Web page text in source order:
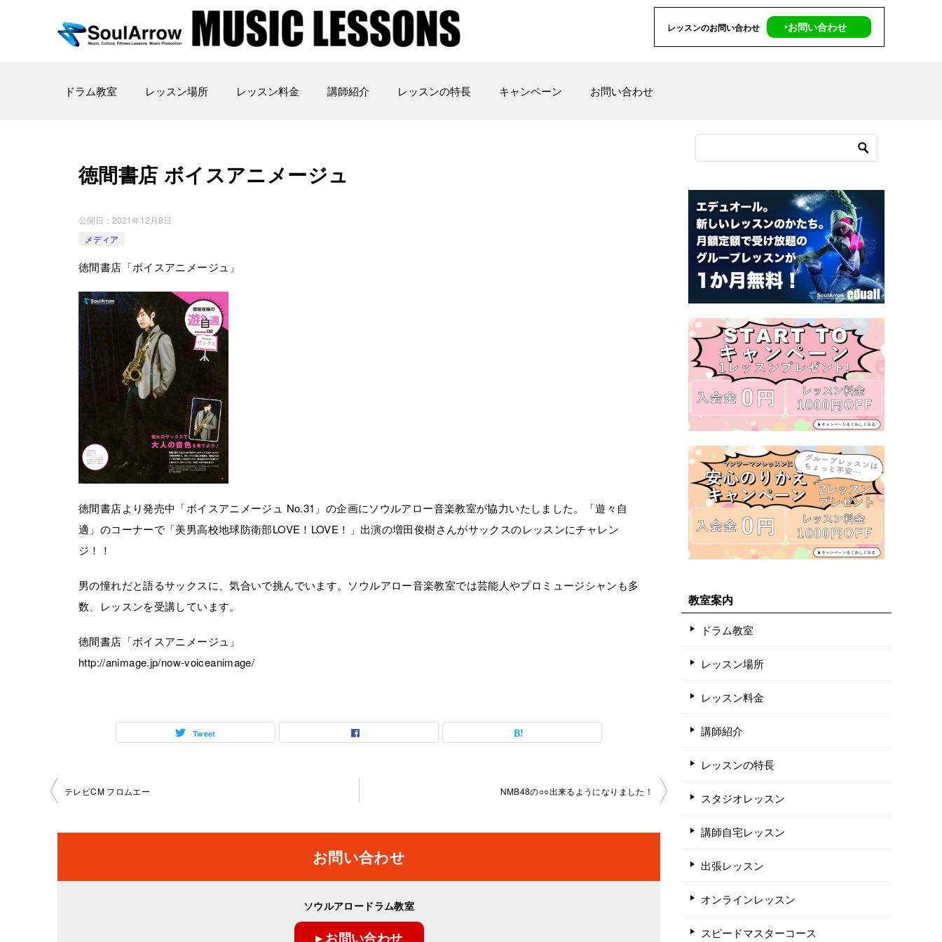
レッスンのお問い合わせ ‣お問い合わせ
ドラム教室 レッスン場所 レッスン料金 講師紹介 レッスンの特長 キャンペーン お問い合わせ
徳間書店 ボイスアニメージュ
公開日： 2021年12月8日
メディア
徳間書店「ボイスアニメージュ」
徳間書店より発売中「ボイスアニメージュ No.31」の企画にソウルアロー音楽教室が協力いたしました。「遊々自
適」のコーナーで「美男高校地球防衛部LOVE！LOVE！」出演の増田俊樹さんがサックスのレッスンにチャレン
ジ！！
男の憧れだと語るサックスに、気合いで挑んでいます。ソウルアロー音楽教室では芸能人やプロミュージシャンも多
数、レッスンを受講しています。
徳間書店「ボイスアニメージュ」
http://animage.jp/now-voiceanimage/
Tweet
投
ビ
テレビCM フロムエー NMB48の○○出来るようになりました！
お問い合わせ
ソウルアロードラム教室
▸ お問い合わせ
教室案内
ドラム教室
レッスン場所
レッスン料金
講師紹介
レッスンの特長
スタジオレッスン
講師自宅レッスン
出張レッスン
オンラインレッスン
スピードマスターコース